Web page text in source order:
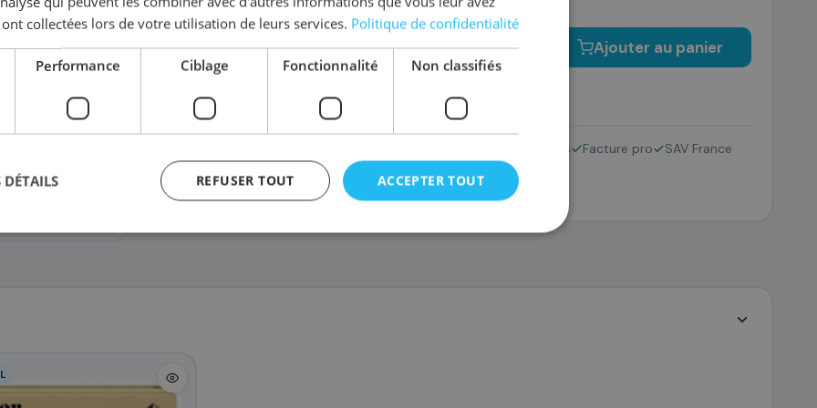
Canon IR-
− Ajouter au panier
Complétez la sérieT-04
233,88 € 297
Retour 14 jours Facture pro SAV France
collectées lors de votre utilisation de leurs services. Politique de confidentialité
Performance Ciblage Fonctionnalité Non classifiés
ACCEPTER TOUT
REFUSER TOUT
DÉTAILS